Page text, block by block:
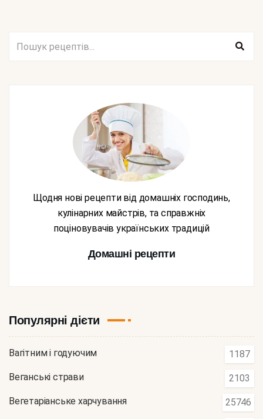
Щодня нові рецепти від домашніх господинь,
кулінарних майстрів, та справжніх
поціновувачів українських традицій
Домашні рецепти
Популярні дієти
Вагітним і годуючим 1187
Веганські страви 2103
Вегетаріанське харчування 25746